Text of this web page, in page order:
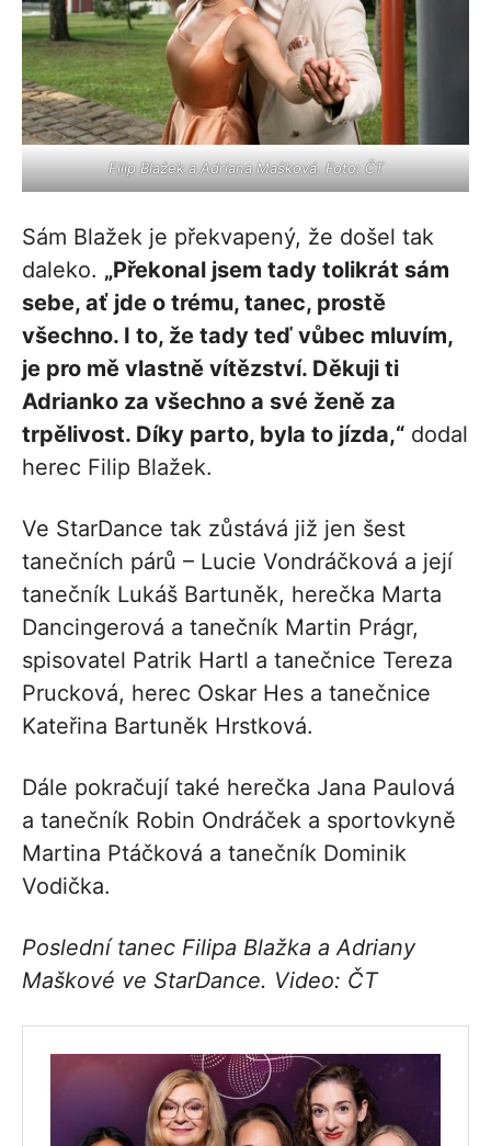
Filip Blažek a Adriana Mašková. Foto: ČT
Sám Blažek je překvapený, že došel tak
daleko. „Překonal jsem tady tolikrát sám
sebe, ať jde o trému, tanec, prostě
všechno. I to, že tady teď vůbec mluvím,
je pro mě vlastně vítězství. Děkuji ti
Adrianko za všechno a své ženě za
trpělivost. Díky parto, byla to jízda,“ dodal
herec Filip Blažek.
Ve StarDance tak zůstává již jen šest
tanečních párů – Lucie Vondráčková a její
tanečník Lukáš Bartuněk, herečka Marta
Dancingerová a tanečník Martin Prágr,
spisovatel Patrik Hartl a tanečnice Tereza
Prucková, herec Oskar Hes a tanečnice
Kateřina Bartuněk Hrstková.
Dále pokračují také herečka Jana Paulová
a tanečník Robin Ondráček a sportovkyně
Martina Ptáčková a tanečník Dominik
Vodička.
Poslední tanec Filipa Blažka a Adriany
Maškové ve StarDance. Video: ČT